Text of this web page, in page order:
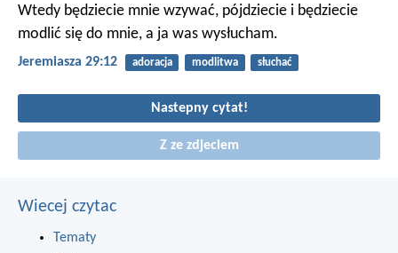
Wtedy będziecie mnie wzywać, pójdziecie i będziecie
modlić się do mnie, a ja was wysłucham.
Jeremiasza 29:12 adoracja modlitwa słuchać
Nastepny cytat!
Z ze zdjeciem
Wiecej czytac
Tematy